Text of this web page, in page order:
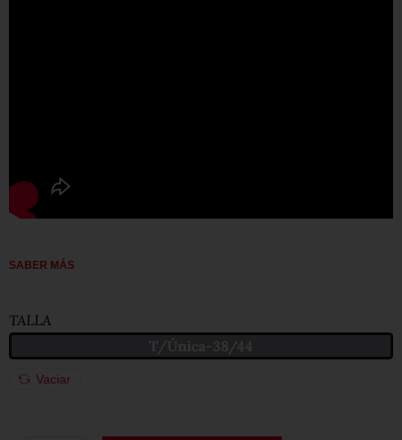
SABER MÁS
TALLA
Vaciar